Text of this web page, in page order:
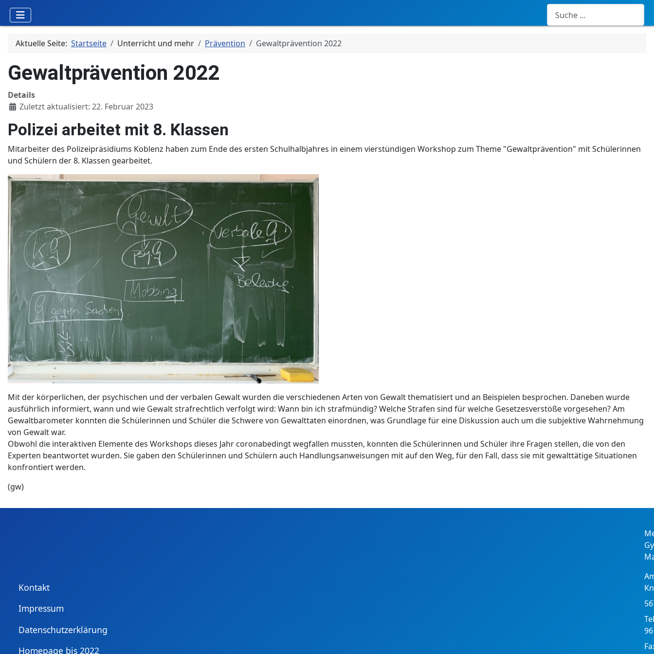
Suchen
Aktuelle Seite: Startseite Unterricht und mehr Prävention Gewaltprävention 2022
Gewaltprävention 2022
Details
Zuletzt aktualisiert: 22. Februar 2023
Polizei arbeitet mit 8. Klassen
Mitarbeiter des Polizeipräsidiums Koblenz haben zum Ende des ersten Schulhalbjahres in einem vierstündigen Workshop zum Theme "Gewaltprävention" mit Schülerinnen
und Schülern der 8. Klassen gearbeitet.
Mit der körperlichen, der psychischen und der verbalen Gewalt wurden die verschiedenen Arten von Gewalt thematisiert und an Beispielen besprochen. Daneben wurde
ausführlich informiert, wann und wie Gewalt strafrechtlich verfolgt wird: Wann bin ich strafmündig? Welche Strafen sind für welche Gesetzesverstöße vorgesehen? Am
Gewaltbarometer konnten die Schülerinnen und Schüler die Schwere von Gewalttaten einordnen, was Grundlage für eine Diskussion auch um die subjektive Wahrnehmung
von Gewalt war.
Obwohl die interaktiven Elemente des Workshops dieses Jahr coronabedingt wegfallen mussten, konnten die Schülerinnen und Schüler ihre Fragen stellen, die von den
Experten beantwortet wurden. Sie gaben den Schülerinnen und Schülern auch Handlungsanweisungen mit auf den Weg, für den Fall, dass sie mit gewalttätige Situationen
konfrontiert werden.
(gw)
Kontakt
Impressum
Datenschutzerklärung
Homepage bis 2022